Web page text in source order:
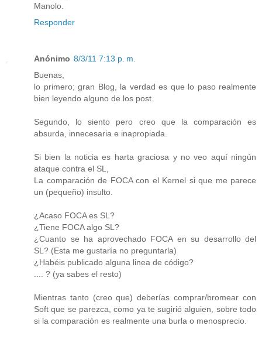
Manolo.
Responder
Anónimo 8/3/11 7:13 p. m.
Buenas,
lo primero; gran Blog, la verdad es que lo paso realmente
bien leyendo alguno de los post.
Segundo, lo siento pero creo que la comparación es
absurda, innecesaria e inapropiada.
Si bien la noticia es harta graciosa y no veo aquí ningún
ataque contra el SL,
La comparación de FOCA con el Kernel si que me parece
un (pequeño) insulto.
¿Acaso FOCA es SL?
¿Tiene FOCA algo SL?
¿Cuanto se ha aprovechado FOCA en su desarrollo del
SL? (Esta me gustaría no preguntarla)
¿Habéis publicado alguna linea de código?
.... ? (ya sabes el resto)
Mientras tanto (creo que) deberías comprar/bromear con
Soft que se parezca, como ya te sugirió alguien, sobre todo
si la comparación es realmente una burla o menosprecio.